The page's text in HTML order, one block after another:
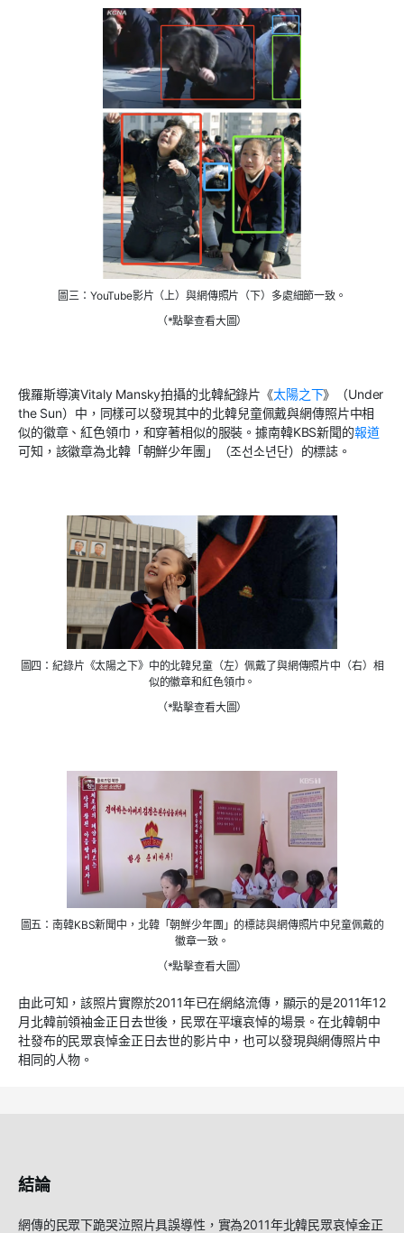
圖三：YouTube影片（上）與網傳照片（下）多處細節一致。
（*點擊查看大圖）
俄羅斯導演Vitaly Mansky拍攝的北韓紀錄片《太陽之下》（Under
the Sun）中，同樣可以發現其中的北韓兒童佩戴與網傳照片中相
似的徽章、紅色領巾，和穿著相似的服裝。據南韓KBS新聞的報道
可知，該徽章為北韓「朝鮮少年團」（조선소년단）的標誌。
圖四：紀錄片《太陽之下》中的北韓兒童（左）佩戴了與網傳照片中（右）相
似的徽章和紅色領巾。
（*點擊查看大圖）
圖五：南韓KBS新聞中，北韓「朝鮮少年團」的標誌與網傳照片中兒童佩戴的
徽章一致。
（*點擊查看大圖）
由此可知，該照片實際於2011年已在網絡流傳，顯示的是2011年12
月北韓前領袖金正日去世後，民眾在平壤哀悼的場景。在北韓朝中
社發布的民眾哀悼金正日去世的影片中，也可以發現與網傳照片中
相同的人物。
結論
網傳的民眾下跪哭泣照片具誤導性，實為2011年北韓民眾哀悼金正